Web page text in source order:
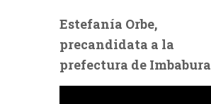
Estefanía Orbe,
precandidata a la
prefectura de Imbabura